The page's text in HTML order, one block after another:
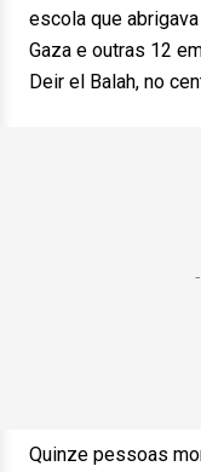
escola que
Gaza e outras 12
Deir el Balah, no
Quinze pessoas